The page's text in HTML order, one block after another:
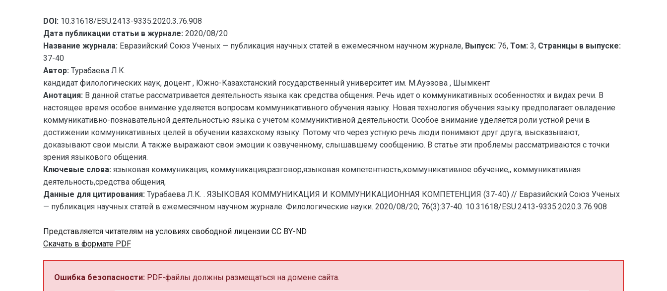
DOI: 10.31618/ESU.2413-9335.2020.3.76.908
Дата публикации статьи в журнале: 2020/08/20
Название журнала: Евразийский Союз Ученых — публикация научных статей в ежемесячном научном журнале, Выпуск: 76, Том: 3, Страницы в выпуске:
37-40
Автор: Турабаева Л.К.
кандидат филологических наук, доцент , Южно-Казахстанский государственный университет им. М.Ауэзова , Шымкент
Анотация: В данной статье рассматривается деятельность языка как средства общения. Речь идет о коммуникативных особенностях и видах речи. В
настоящее время особое внимание уделяется вопросам коммуникативного обучения языку. Новая технология обучения языку предполагает овладение
коммуникативно-познавательной деятельностью языка с учетом коммуниктивной деятельности. Особое внимание уделяется роли устной речи в
достижении коммуникативных целей в обучении казахскому языку. Потому что через устную речь люди понимают друг друга, высказывают,
доказывают свои мысли. А также выражают свои эмоции к озвученному, слышавшему сообщению. В статье эти проблемы рассматриваются с точки
зрения языкового общения.
Ключевые слова: языковая коммуникация, коммуникация,разговор,языковая компетентность,коммуникативное обучение,, коммуникативная
деятельность,средства общения,
Данные для цитирования: Турабаева Л.К. . ЯЗЫКОВАЯ КОММУНИКАЦИЯ И КОММУНИКАЦИОННАЯ КОМПЕТЕНЦИЯ (37-40) // Евразийский Союз Ученых
— публикация научных статей в ежемесячном научном журнале. Филологические науки. 2020/08/20; 76(3):37-40. 10.31618/ESU.2413-9335.2020.3.76.908
Представляется читателям на условиях свободной лицензии CC BY-ND
Скачать в формате PDF
Ошибка безопасности: PDF-файлы должны размещаться на домене сайта.